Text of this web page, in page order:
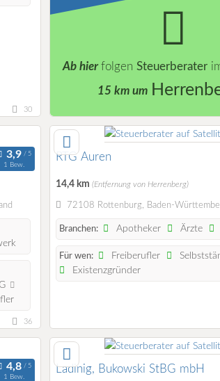
30
Ab hierfolgen Steuerberater
15 km um
1 Bew.
36
RTG Auren
14,4 km (Entfernung von Herrenberg)
72108 Rottenburg, Baden-
Branchen: Apotheker Ärzte
Für wen: Freiberufler
Existenzgründer
1 Bew.
Ladinig, Bukowski StBG mbH